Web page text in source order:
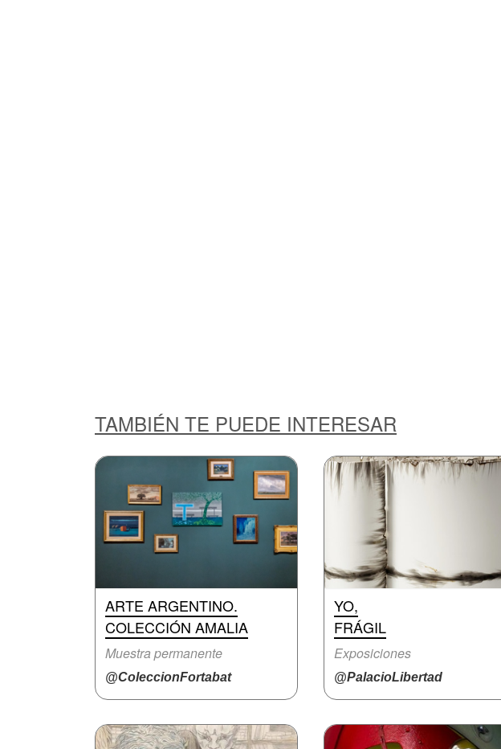
TAMBIÉN TE PUEDE INTERESAR
ARTE ARGENTINO.
COLECCIÓN AMALIA
Muestra permanente
@ColeccionFortabat
YO,
FRÁGIL
Exposiciones
@PalacioLibertad